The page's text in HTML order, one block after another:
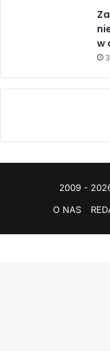
w
2009 -
O NAS